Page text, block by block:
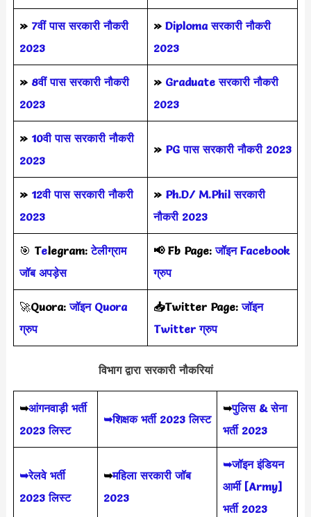
» 7वीं पास सरकारी नौकरी
2023
» Diploma सरकारी नौकरी
2023
» 8वीं पास सरकारी नौकरी
2023
» Graduate सरकारी नौकरी
2023
» 10वी पास सरकारी नौकरी
2023
» PG पास सरकारी नौकरी 2023
» 12वी पास सरकारी नौकरी
2023
» Ph.D/ M.Phil सरकारी
नौकरी 2023
🎯 Telegram: टेलीग्राम
जॉब अपड़ेस
📢 Fb Page:जॉइन Facebook
ग्रुप
🚀Quora:जॉइन Quora
ग्रुप
📥Twitter Page:जॉइन
Twitter ग्रुप
विभाग द्वारा सरकारी नौकरियां
➥आंगनवाड़ी भर्ती
2023 लिस्ट
➥शिक्षक भर्ती 2023 लिस्ट
➥पुलिस & सेना
भर्ती 2023
➥रेलवे भर्ती
2023 लिस्ट
➥महिला सरकारी जॉब
2023
➥जॉइन इंडियन
आर्मी [Army]
भर्ती 2023